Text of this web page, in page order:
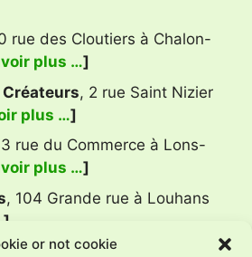
or not cookie
rue des Cloutiers à Chalon-
plus …]
, 2 rue Saint Nizier
plus …]
rue du Commerce à Lons-
plus …]
, 104 Grande rue à Louhans
]